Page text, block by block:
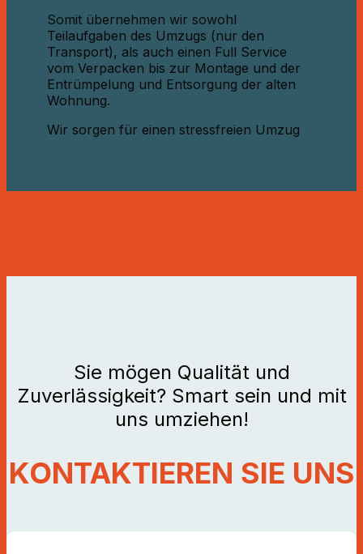
Somit übernehmen wir sowohl
Teilaufgaben des Umzugs (nur den
Transport), als auch einen Full Service
vom Verpacken bis zur Montage und der
Entrümpelung und Entsorgung der alten
Wohnung.
Wir sorgen für einen stressfreien Umzug
Sie mögen Qualität und
Zuverlässigkeit? Smart sein und mit
uns umziehen!
KONTAKTIEREN SIE UNS